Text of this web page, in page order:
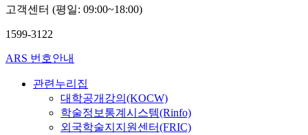
원
고객센터 (평일: 09:00~18:00)
1599-3122
ARS 번호안내
관련누리집
대학공개강의(KOCW)
학술정보통계시스템(Rinfo)
외국학술지지원센터(FRIC)